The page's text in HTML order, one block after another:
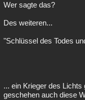
Wer sagte das?
Des weiteren...
"Schlüssel des Todes
... ein Krieger des Lichts
geschehen auch diese